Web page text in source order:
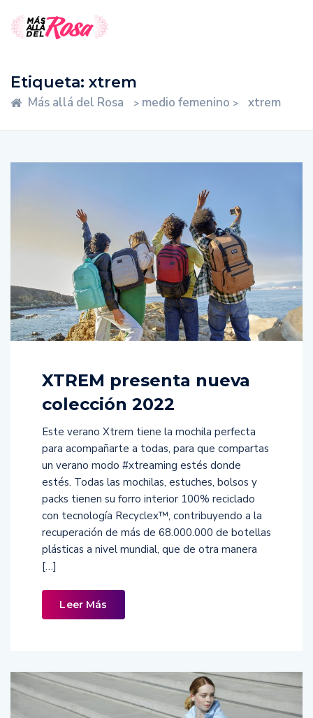
Etiqueta: xtrem
Más allá del Rosa > medio femenino > xtrem
XTREM presenta nueva
colección 2022
Este verano Xtrem tiene la mochila perfecta
para acompañarte a todas, para que compartas
un verano modo #xtreaming estés donde
estés. Todas las mochilas, estuches, bolsos y
packs tienen su forro interior 100% reciclado
con tecnología Recyclex™, contribuyendo a la
recuperación de más de 68.000.000 de botellas
plásticas a nivel mundial, que de otra manera
[…]
Leer Más